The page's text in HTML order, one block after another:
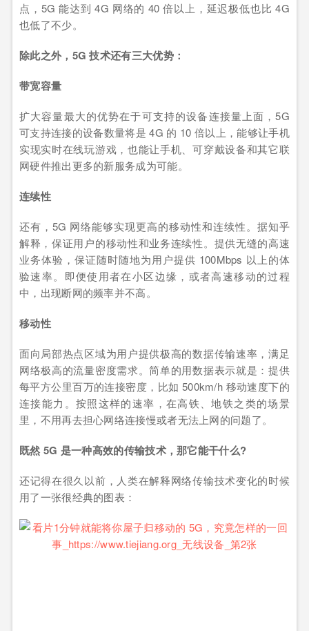
点，5G 能达到 4G 网络的 40 倍以上，延迟极低也比 4G
也低了不少。
除此之外，5G 技术还有三大优势：
带宽容量
扩大容量最大的优势在于可支持的设备连接量上面，5G
可支持连接的设备数量将是 4G 的 10 倍以上，能够让手机
实现实时在线玩游戏，也能让手机、可穿戴设备和其它联
网硬件推出更多的新服务成为可能。
连续性
还有，5G 网络能够实现更高的移动性和连续性。据知乎
解释，保证用户的移动性和业务连续性。提供无缝的高速
业务体验，保证随时随地为用户提供 100Mbps 以上的体
验速率。即便使用者在小区边缘，或者高速移动的过程
中，出现断网的频率并不高。
移动性
面向局部热点区域为用户提供极高的数据传输速率，满足
网络极高的流量密度需求。简单的用数据表示就是：提供
每平方公里百万的连接密度，比如 500km/h 移动速度下的
连接能力。按照这样的速率，在高铁、地铁之类的场景
里，不用再去担心网络连接慢或者无法上网的问题了。
既然 5G 是一种高效的传输技术，那它能干什么?
还记得在很久以前，人类在解释网络传输技术变化的时候
用了一张很经典的图表：